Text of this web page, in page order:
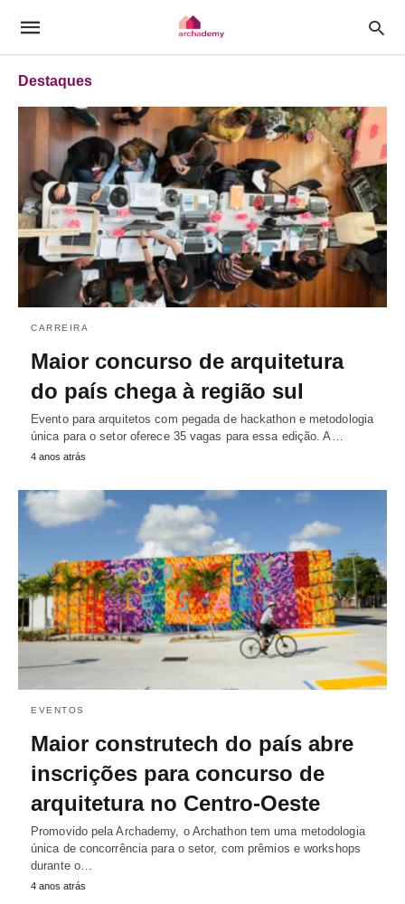
Destaques
CARREIRA
Maior concurso de arquitetura
do país chega à região sul
Evento para arquitetos com pegada de hackathon e metodologia
única para o setor oferece 35 vagas para essa edição. A…
4 anos atrás
EVENTOS
Maior construtech do país abre
inscrições para concurso de
arquitetura no Centro-Oeste
Promovido pela Archademy, o Archathon tem uma metodologia
única de concorrência para o setor, com prêmios e workshops
durante o…
4 anos atrás